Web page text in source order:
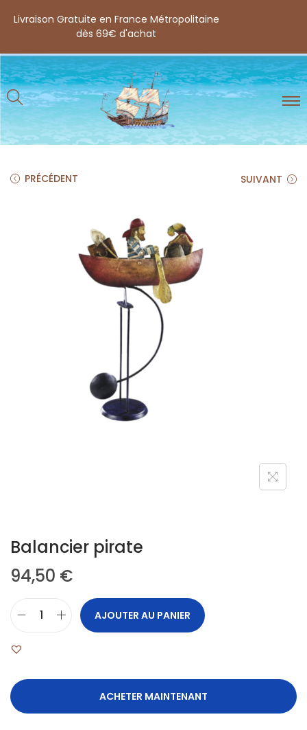
Livraison Gratuite en France Métropolitaine
dès 69€ d'achat
PRÉCÉDENT SUIVANT
Balancier pirate
94,50 €
AJOUTER AU PANIER
ACHETER MAINTENANT